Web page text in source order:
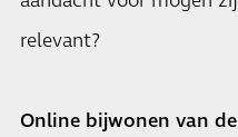
relevant?
Online bijwonen van